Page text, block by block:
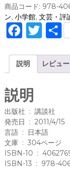
商品コード: 978-
ン, 小学館, 文芸・評
F
c
b
o
o
k
T
it
te
共
説明 レビュ
説明
出版社 ‏ : ‎ 講談社
発売日 ‏ : ‎ 2011/4/15
言語 ‏ : ‎ 日本語
文庫 ‏ : ‎ 304ページ
ISBN-10 ‏ :
ISBN-13 ‏ :